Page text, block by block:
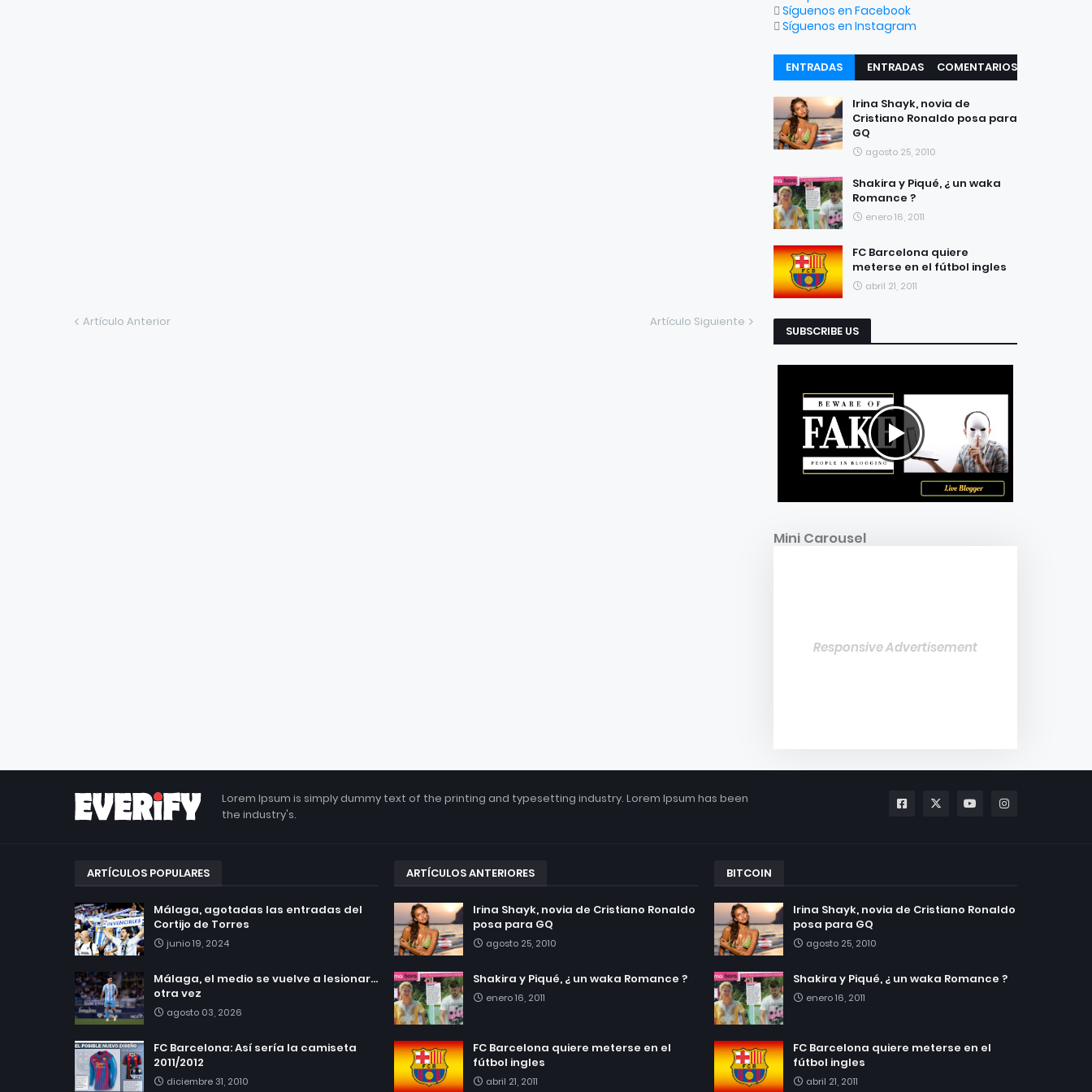
Artículo Anterior Artículo Siguiente
Síguenos en Facebook
Síguenos en Instagram
ENTRADAS
RECIENTES
ENTRADAS
COMENTARIOS
Irina Shayk, novia de
Cristiano Ronaldo posa para
GQ
agosto 25, 2010
Shakira y Piqué, ¿ un waka
Romance ?
enero 16, 2011
FC Barcelona quiere
meterse en el fútbol ingles
abril 21, 2011
SUBSCRIBE US
Mini Carousel
Responsive Advertisement
Lorem Ipsum is simply dummy text of the printing and typesetting industry. Lorem Ipsum has been
the industry's.
ARTÍCULOS POPULARES
Málaga, agotadas las entradas del
Cortijo de Torres
junio 19, 2024
Málaga, el medio se vuelve a lesionar...
otra vez
agosto 03, 2026
FC Barcelona: Así sería la camiseta
2011/2012
diciembre 31, 2010
ARTÍCULOS ANTERIORES
Irina Shayk, novia de Cristiano Ronaldo
posa para GQ
agosto 25, 2010
Shakira y Piqué, ¿ un waka Romance ?
enero 16, 2011
FC Barcelona quiere meterse en el
fútbol ingles
abril 21, 2011
BITCOIN
Irina Shayk, novia de Cristiano Ronaldo
posa para GQ
agosto 25, 2010
Shakira y Piqué, ¿ un waka Romance ?
enero 16, 2011
FC Barcelona quiere meterse en el
fútbol ingles
abril 21, 2011